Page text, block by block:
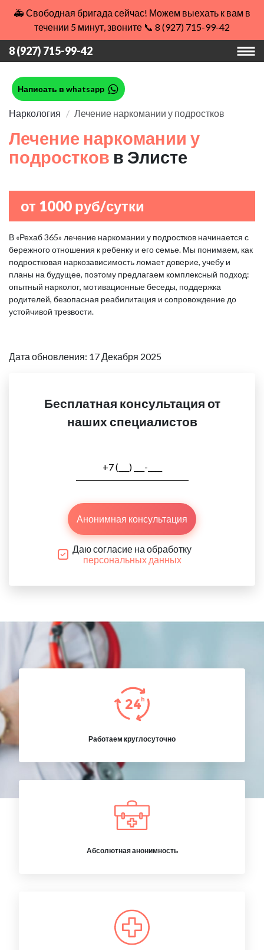
🚑 Свободная бригада сейчас! Можем выехать к вам в
течении 5 минут, звоните 📞 8 (927) 715-99-42
8 (927) 715-99-42
Написать в whatsapp
Наркология Лечение наркомании у подростков
Лечение наркомании у
подростков в Элисте
от 1000 руб/сутки
В «Рехаб 365» лечение наркомании у подростков начинается с
бережного отношения к ребенку и его семье. Мы понимаем, как
подростковая наркозависимость ломает доверие, учебу и
планы на будущее, поэтому предлагаем комплексный подход:
опытный нарколог, мотивационные беседы, поддержка
родителей, безопасная реабилитация и сопровождение до
устойчивой трезвости.
Дата обновления: 17 Декабря 2025
Бесплатная консультация от
наших специалистов
Анонимная консультация
Даю согласие на обработку
персональных данных
Работаем круглосуточно
Абсолютная анонимность